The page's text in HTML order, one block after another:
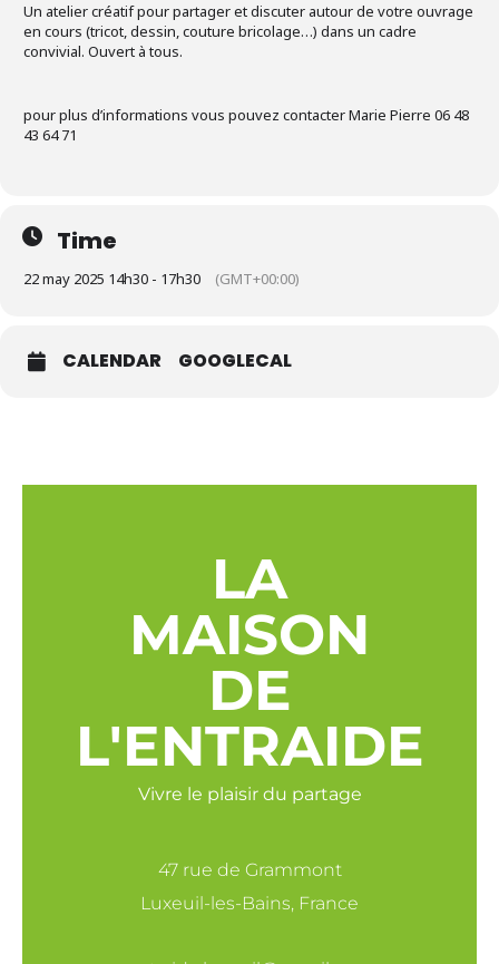
Un atelier créatif pour partager et discuter autour de votre ouvrage
en cours (tricot, dessin, couture bricolage…) dans un cadre
convivial. Ouvert à tous.
pour plus d’informations vous pouvez contacter Marie Pierre 06 48
43 64 71
Time
22 may 2025 14h30 - 17h30 (GMT+00:00)
CALENDAR GOOGLECAL
LA
MAISON
DE
L'ENTRAIDE
Vivre le plaisir du partage
47 rue de Grammont
Luxeuil-les-Bains, France